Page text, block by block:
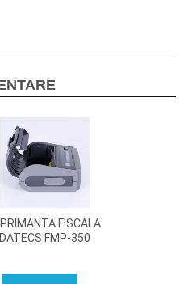
FISCALA
DATECS FMP-350